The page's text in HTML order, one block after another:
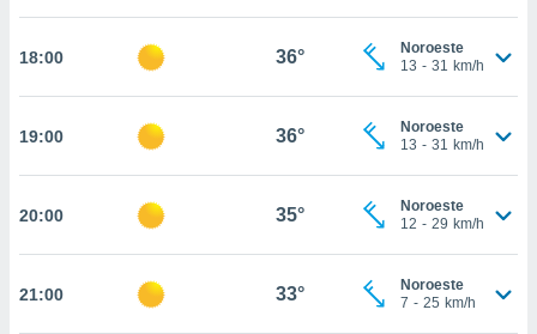
de
En
de que
sean
18:00 36°
Noroeste
13 - 31 km/h
19:00 36°
Noroeste
13 - 31 km/h
20:00 35°
Noroeste
12 - 29 km/h
21:00 33°
Noroeste
7 - 25 km/h